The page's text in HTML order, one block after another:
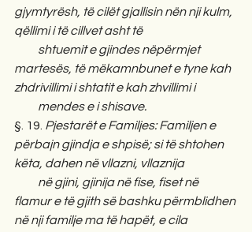
gjymtyrësh, të cilët gjallisin nën nji kulm,
qëllimi i të cillvet asht të
shtuemit e gjindes nëpërmjet
martesës, të mëkamnbunet e tyne kah
zhdrivillimi i shtatit e kah zhvillimi i
mendes e i shisave.
§. 19. Pjestarët e Familjes: Familjen e
përbajn gjindja e shpisë; si të shtohen
këta, dahen në vllazni, vllaznija
në gjini, gjinija në fise, fiset në
flamur e të gjith së bashku përmblidhen
në nji familje ma të hapët, e cila